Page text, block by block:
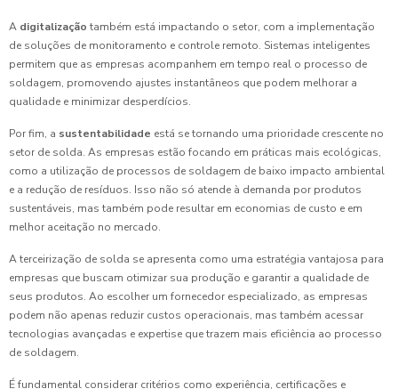
A digitalização também está impactando o setor, com a implementação
de soluções de monitoramento e controle remoto. Sistemas inteligentes
permitem que as empresas acompanhem em tempo real o processo de
soldagem, promovendo ajustes instantâneos que podem melhorar a
qualidade e minimizar desperdícios.
Por fim, a sustentabilidade está se tornando uma prioridade crescente no
setor de solda. As empresas estão focando em práticas mais ecológicas,
como a utilização de processos de soldagem de baixo impacto ambiental
e a redução de resíduos. Isso não só atende à demanda por produtos
sustentáveis, mas também pode resultar em economias de custo e em
melhor aceitação no mercado.
A terceirização de solda se apresenta como uma estratégia vantajosa para
empresas que buscam otimizar sua produção e garantir a qualidade de
seus produtos. Ao escolher um fornecedor especializado, as empresas
podem não apenas reduzir custos operacionais, mas também acessar
tecnologias avançadas e expertise que trazem mais eficiência ao processo
de soldagem.
É fundamental considerar critérios como experiência, certificações e